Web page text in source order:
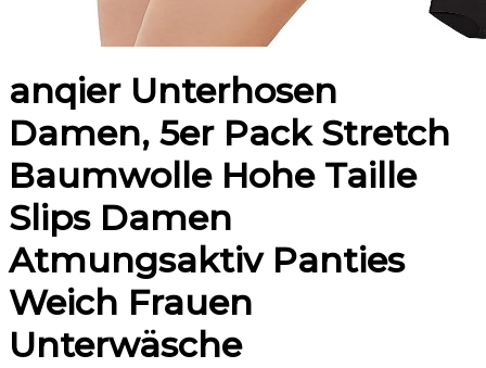
anqier Unterhosen
Damen, 5er Pack Stretch
Baumwolle Hohe Taille
Slips Damen
Atmungsaktiv Panties
Weich Frauen
Unterwäsche